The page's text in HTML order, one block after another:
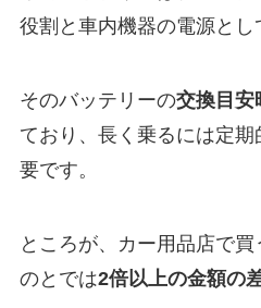
役割と車内機器の電源とし
そのバッテリーの交換目安
ており、長く乗るには定
要です。
ところが、カー用品店で
のとでは2倍以上の金額の